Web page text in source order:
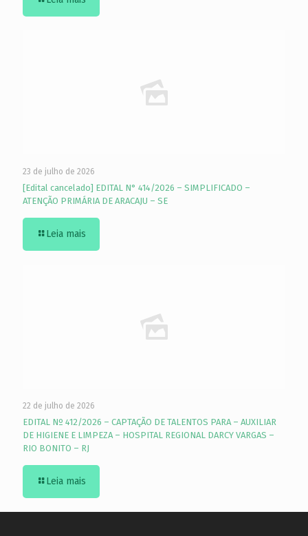
23 de julho de 2026
[Edital cancelado] EDITAL N° 414/2026 – SIMPLIFICADO –
ATENÇÃO PRIMÁRIA DE ARACAJU – SE
Leia mais
22 de julho de 2026
EDITAL Nº 412/2026 – CAPTAÇÃO DE TALENTOS PARA – AUXILIAR
DE HIGIENE E LIMPEZA – HOSPITAL REGIONAL DARCY VARGAS –
RIO BONITO – RJ
Leia mais